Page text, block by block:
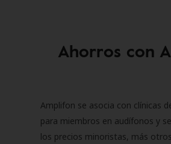
Ahorros con
Amplifon se asocia con clínicas
para miembros en audífonos y
los precios minoristas, más